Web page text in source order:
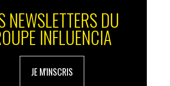
NEWSLETTERS DU
INFLUENCIA
JE M'INSCRIS